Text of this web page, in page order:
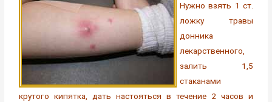
Нужно взять 1 ст.
ложку травы
донника
лекарственного,
залить 1,5
стаканами
крутого кипятка, дать настояться в течение 2 часов и